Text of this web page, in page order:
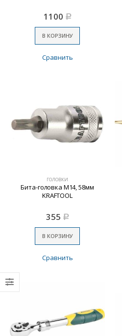
1100 Р
В КОРЗИНУ
Сравнить
ГОЛОВКИ
Бита-головка M14, 58мм
KRAFTOOL
355 Р
В КОРЗИНУ
Сравнить